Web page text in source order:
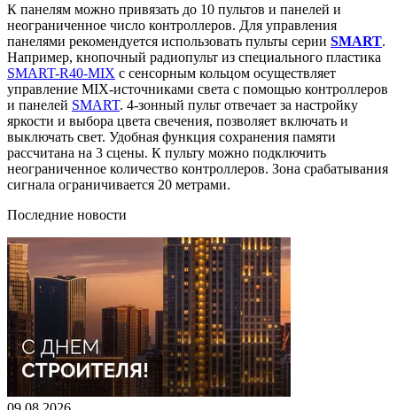
К панелям можно привязать до 10 пультов и панелей и
неограниченное число контроллеров. Для управления
панелями рекомендуется использовать пульты серии SMART.
Например, кнопочный радиопульт из специального пластика
SMART-R40-MIX с сенсорным кольцом осуществляет
управление MIX-источниками света с помощью контроллеров
и панелей SMART. 4-зонный пульт отвечает за настройку
яркости и выбора цвета свечения, позволяет включать и
выключать свет. Удобная функция сохранения памяти
рассчитана на 3 сцены. К пульту можно подключить
неограниченное количество контроллеров. Зона срабатывания
сигнала ограничивается 20 метрами.
Последние новости